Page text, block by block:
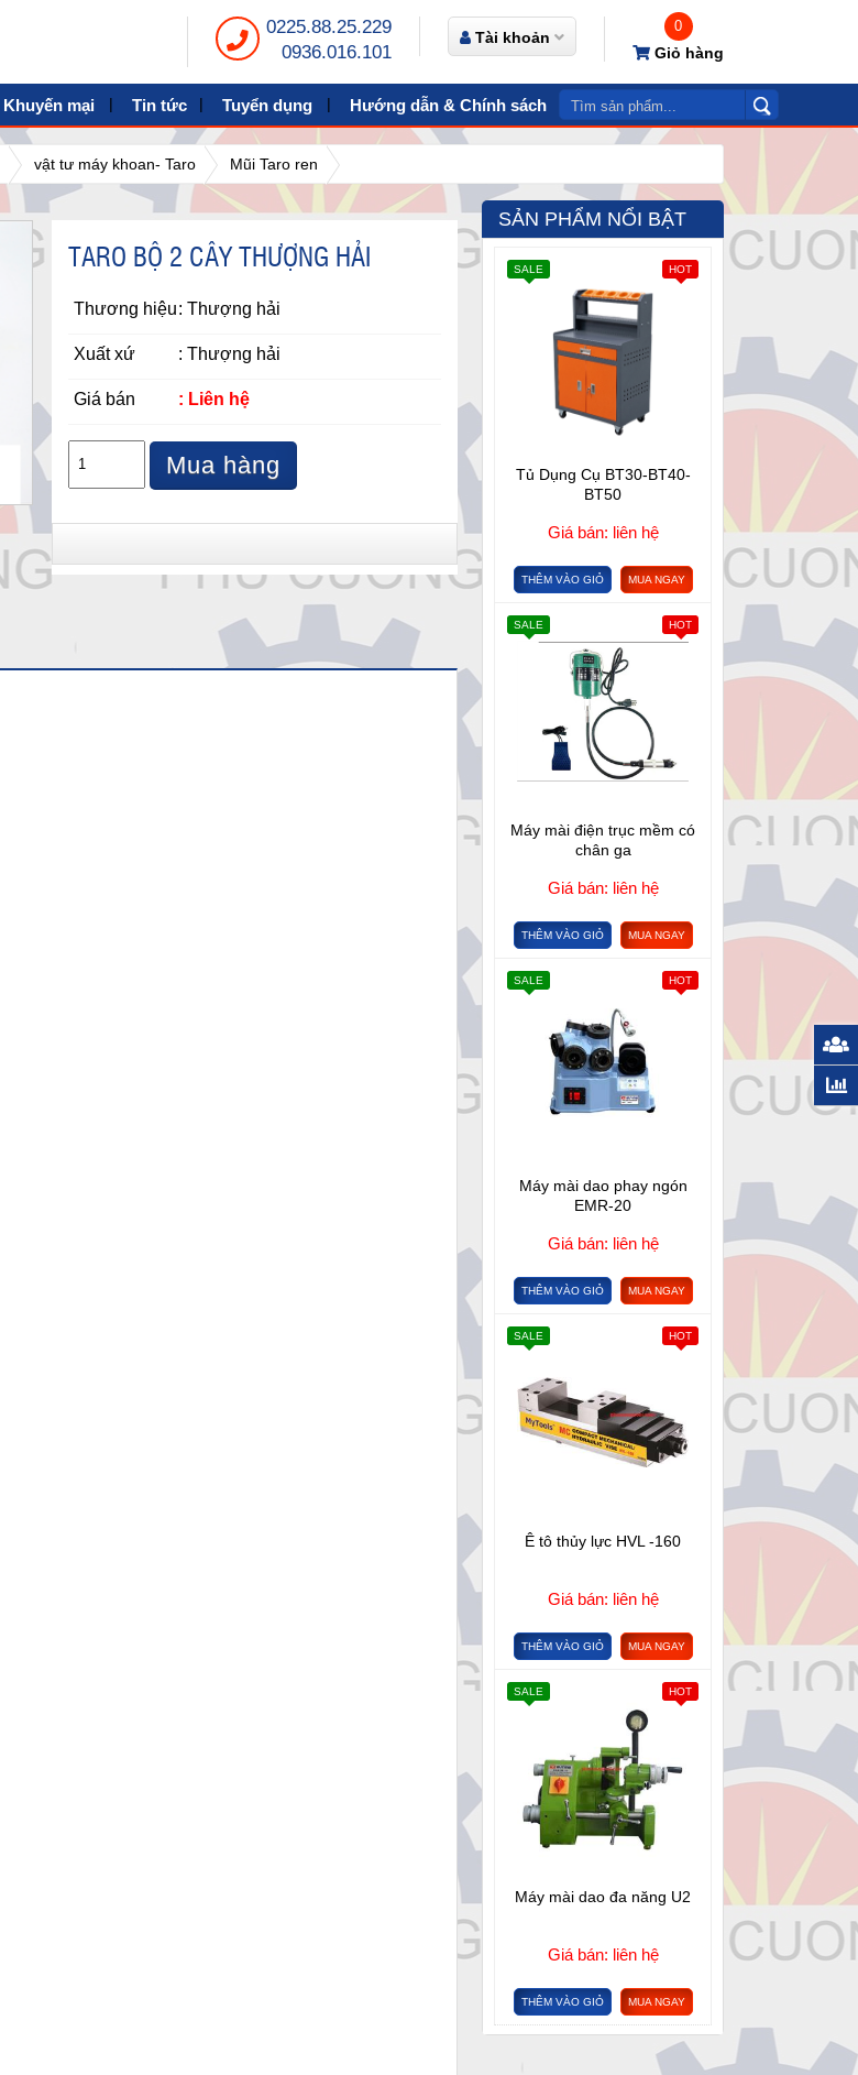
0225.88.25.229
0936.016.101
Tài khoản
0
Giỏ hàng
Khuyến mại Tin tức Tuyển dụng Hướng dẫn & Chính sách Video
vật tư máy khoan- Taro Mũi Taro ren
TARO BỘ 2 CÂY THƯỢNG HẢI
Thương hiệu: Thượng hải
Xuất xứ : Thượng hải
Giá bán : Liên hệ
Mua hàng
SẢN PHẨM NỔI BẬT
HOT
SALE
Tủ Dụng Cụ BT30-BT40-
BT50
Giá bán: liên hệ
THÊM VÀO GIỎ MUA NGAY
HOT
SALE
Máy mài điện trục mềm có
chân ga
Giá bán: liên hệ
THÊM VÀO GIỎ MUA NGAY
HOT
SALE
Máy mài dao phay ngón
EMR-20
Giá bán: liên hệ
THÊM VÀO GIỎ MUA NGAY
HOT
SALE
Ê tô thủy lực HVL -160
Giá bán: liên hệ
THÊM VÀO GIỎ MUA NGAY
HOT
SALE
Máy mài dao đa năng U2
Giá bán: liên hệ
THÊM VÀO GIỎ MUA NGAY